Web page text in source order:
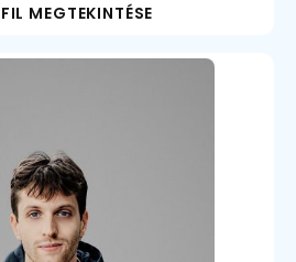
MEGTEKINTÉSE